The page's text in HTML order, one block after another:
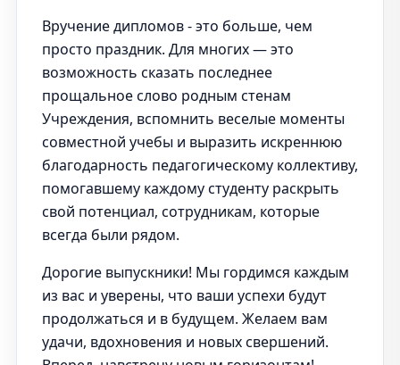
Вручение дипломов - это больше, чем
просто праздник. Для многих — это
возможность сказать последнее
прощальное слово родным стенам
Учреждения, вспомнить веселые моменты
совместной учебы и выразить искреннюю
благодарность педагогическому коллективу,
помогавшему каждому студенту раскрыть
свой потенциал, сотрудникам, которые
всегда были рядом.
Дорогие выпускники! Мы гордимся каждым
из вас и уверены, что ваши успехи будут
продолжаться и в будущем. Желаем вам
удачи, вдохновения и новых свершений.